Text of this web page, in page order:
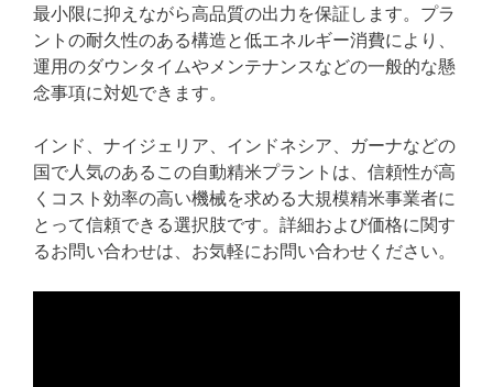
最小限に抑えながら高品質の出力を保証します。プラ
ントの耐久性のある構造と低エネルギー消費により、
運用のダウンタイムやメンテナンスなどの一般的な懸
念事項に対処できます。
インド、ナイジェリア、インドネシア、ガーナなどの
国で人気のあるこの自動精米プラントは、信頼性が高
くコスト効率の高い機械を求める大規模精米事業者に
とって信頼できる選択肢です。詳細および価格に関す
るお問い合わせは、お気軽にお問い合わせください。